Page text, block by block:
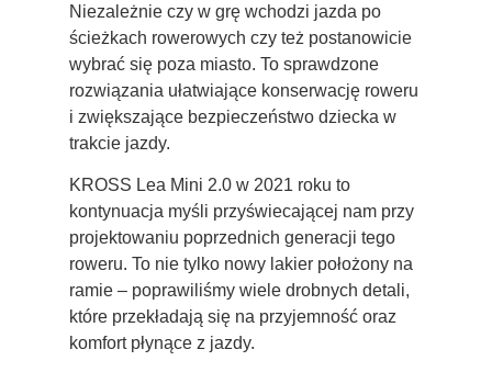
Niezależnie czy w grę wchodzi jazda po
ścieżkach rowerowych czy też postanowicie
wybrać się poza miasto. To sprawdzone
rozwiązania ułatwiające konserwację roweru
i zwiększające bezpieczeństwo dziecka w
trakcie jazdy.
KROSS Lea Mini 2.0 w 2021 roku to
kontynuacja myśli przyświecającej nam przy
projektowaniu poprzednich generacji tego
roweru. To nie tylko nowy lakier położony na
ramie – poprawiliśmy wiele drobnych detali,
które przekładają się na przyjemność oraz
komfort płynące z jazdy.